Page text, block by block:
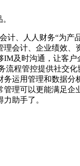
计、人人财务“为
会计、企业绩效
及时沟通，让客
流程管控提供社交
运用管理和数据
理可以更能满足
助手了。